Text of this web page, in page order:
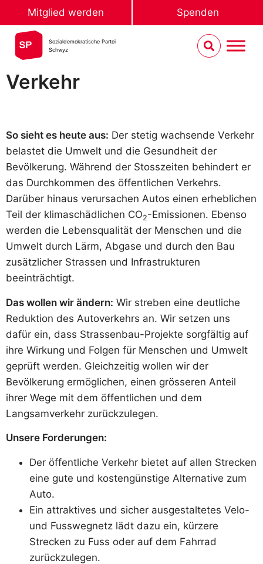
Mitglied werden Spenden
Sozialdemokratische Partei
Schwyz
Verkehr
So sieht es heute aus: Der stetig wachsende Verkehr
belastet die Umwelt und die Gesundheit der
Bevölkerung. Während der Stosszeiten behindert er
das Durchkommen des öffentlichen Verkehrs.
Darüber hinaus verursachen Autos einen erheblichen
Teil der klimaschädlichen CO2-Emissionen. Ebenso
werden die Lebensqualität der Menschen und die
Umwelt durch Lärm, Abgase und durch den Bau
zusätzlicher Strassen und Infrastrukturen
beeinträchtigt.
Das wollen wir ändern: Wir streben eine deutliche
Reduktion des Autoverkehrs an. Wir setzen uns
dafür ein, dass Strassenbau-Projekte sorgfältig auf
ihre Wirkung und Folgen für Menschen und Umwelt
geprüft werden. Gleichzeitig wollen wir der
Bevölkerung ermöglichen, einen grösseren Anteil
ihrer Wege mit dem öffentlichen und dem
Langsamverkehr zurückzulegen.
Unsere Forderungen:
Der öffentliche Verkehr bietet auf allen Strecken
eine gute und kostengünstige Alternative zum
Auto.
Ein attraktives und sicher ausgestaltetes Velo-
und Fusswegnetz lädt dazu ein, kürzere
Strecken zu Fuss oder auf dem Fahrrad
zurückzulegen.